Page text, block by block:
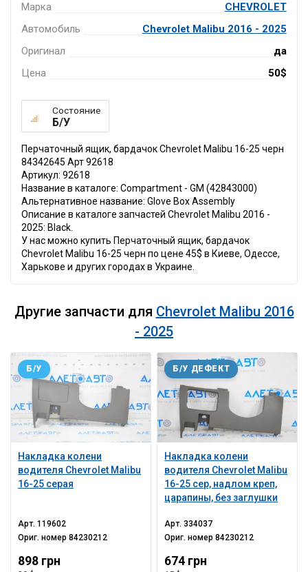
Марка
CHEVROLET
Автомобиль
Chevrolet Malibu 2016 - 2025
Оригинал
да
Цена
50$
Состояние
Б/У
Перчаточный ящик, бардачок Chevrolet Malibu 16-25 черн
84342645 Арт 92618
Артикул: 92618
Название в каталоге: Compartment - GM (42843000)
Альтернативное название: Glove Box Assembly
Описание в каталоге запчастей Chevrolet Malibu 2016 -
2025: Black.
У нас можно купить Перчаточный ящик, бардачок
Chevrolet Malibu 16-25 черн по цене 45$ в Киеве, Одессе,
Харькове и других городах в Украине.
Другие запчасти для Chevrolet Malibu 2016
- 2025
Накладка колени
водителя Chevrolet Malibu
16-25 серая
Б/У
Арт.119602
Ориг. номер84230212
898 грн
Накладка колени
водителя Chevrolet Malibu
16-25 сер, надлом креп,
царапины, без заглушки
Б/У ДЕФЕКТ
Арт.334037
Ориг. номер84230212
674 грн